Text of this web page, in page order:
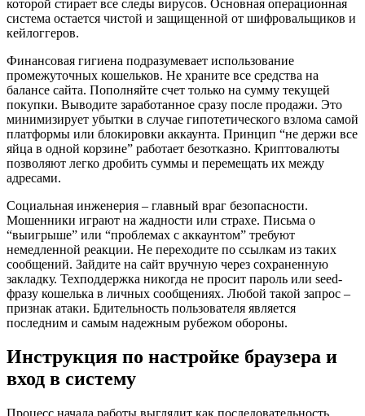
которой стирает все следы вирусов. Основная операционная
система остается чистой и защищенной от шифровальщиков и
кейлоггеров.
Финансовая гигиена подразумевает использование
промежуточных кошельков. Не храните все средства на
балансе сайта. Пополняйте счет только на сумму текущей
покупки. Выводите заработанное сразу после продажи. Это
минимизирует убытки в случае гипотетического взлома самой
платформы или блокировки аккаунта. Принцип “не держи все
яйца в одной корзине” работает безотказно. Криптовалюты
позволяют легко дробить суммы и перемещать их между
адресами.
Социальная инженерия – главный враг безопасности.
Мошенники играют на жадности или страхе. Письма о
“выигрыше” или “проблемах с аккаунтом” требуют
немедленной реакции. Не переходите по ссылкам из таких
сообщений. Зайдите на сайт вручную через сохраненную
закладку. Техподдержка никогда не просит пароль или seed-
фразу кошелька в личных сообщениях. Любой такой запрос –
признак атаки. Бдительность пользователя является
последним и самым надежным рубежом обороны.
Инструкция по настройке браузера и
вход в систему